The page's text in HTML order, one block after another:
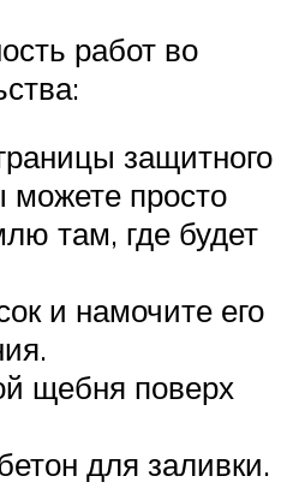
работ во
защитного
можете просто
там, где будет
и намочите его
щебня поверх
для заливки.